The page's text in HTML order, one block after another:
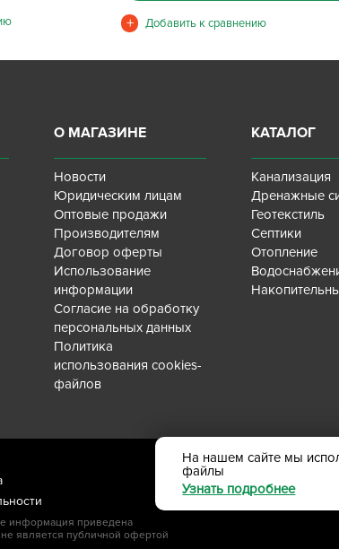
О МАГАЗИНЕ
Новости
Юридическим лицам
Оптовые продажи
Производителям
Договор оферты
Использование
информации
Согласие на обработку
персональных данных
Политика
использования cookies-
файлов
КАТАЛОГ
Канализация
Дренажные
Геотекстиль
Септики
Отопление
информация приведена
является публичной офертой
На нашем сайте мы
файлы
Узнать подробнее